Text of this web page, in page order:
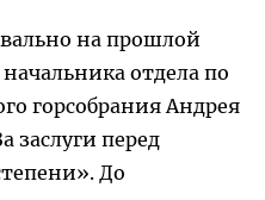
на прошлой
отдела по
горсобрания Андрея
заслуги перед
До